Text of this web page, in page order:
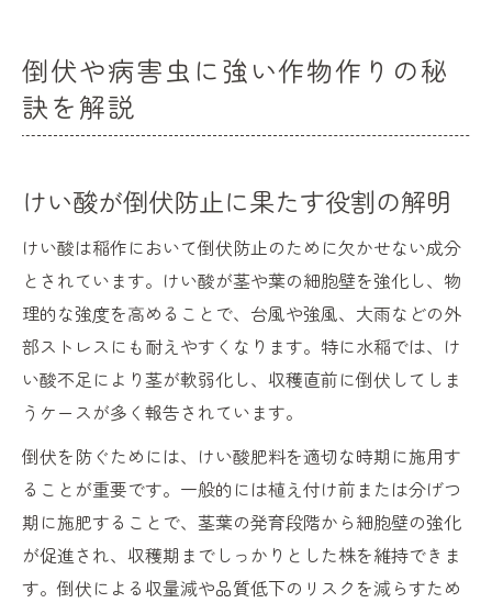
倒伏や病害虫に強い作物作りの秘
訣を解説
けい酸が倒伏防止に果たす役割の解明
けい酸は稲作において倒伏防止のために欠かせない成分
とされています。けい酸が茎や葉の細胞壁を強化し、物
理的な強度を高めることで、台風や強風、大雨などの外
部ストレスにも耐えやすくなります。特に水稲では、け
い酸不足により茎が軟弱化し、収穫直前に倒伏してしま
うケースが多く報告されています。
倒伏を防ぐためには、けい酸肥料を適切な時期に施用す
ることが重要です。一般的には植え付け前または分げつ
期に施肥することで、茎葉の発育段階から細胞壁の強化
が促進され、収穫期までしっかりとした株を維持できま
す。倒伏による収量減や品質低下のリスクを減らすため